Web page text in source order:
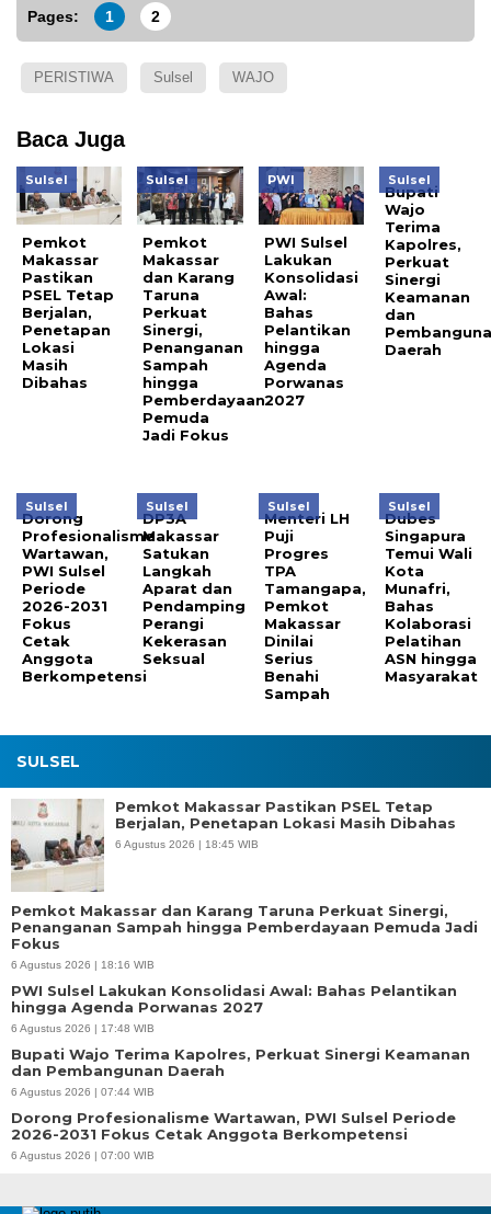
Pages: 1 2
PERISTIWA Sulsel WAJO
Baca Juga
Sulsel
Pemkot
Makassar
Pastikan
PSEL Tetap
Berjalan,
Penetapan
Lokasi
Masih
Dibahas
Sulsel
Pemkot
Makassar
dan Karang
Taruna
Perkuat
Sinergi,
Penanganan
Sampah
hingga
Pemberdayaan
Pemuda
Jadi Fokus
PWI
PWI Sulsel
Lakukan
Konsolidasi
Awal:
Bahas
Pelantikan
hingga
Agenda
Porwanas
2027
Sulsel
Bupati
Wajo
Terima
Kapolres,
Perkuat
Sinergi
Keamanan
dan
Daerah
Sulsel
Dorong
Profesionalisme
Wartawan,
PWI Sulsel
Periode
2026-2031
Fokus
Cetak
Anggota
Berkompetensi
Sulsel
DP3A
Makassar
Satukan
Langkah
Aparat dan
Pendamping
Perangi
Kekerasan
Seksual
Sulsel
Menteri LH
Puji
Progres
TPA
Tamangapa,
Pemkot
Makassar
Dinilai
Serius
Benahi
Sampah
Sulsel
Dubes
Singapura
Temui Wali
Kota
Munafri,
Bahas
Kolaborasi
Pelatihan
ASN hingga
Masyarakat
SULSEL
Pemkot Makassar Pastikan PSEL Tetap
Berjalan, Penetapan Lokasi Masih Dibahas
6 Agustus 2026 | 18:45 WIB
Pemkot Makassar dan Karang Taruna Perkuat Sinergi,
Penanganan Sampah hingga Pemberdayaan Pemuda Jadi
Fokus
6 Agustus 2026 | 18:16 WIB
PWI Sulsel Lakukan Konsolidasi Awal: Bahas Pelantikan
hingga Agenda Porwanas 2027
6 Agustus 2026 | 17:48 WIB
Bupati Wajo Terima Kapolres, Perkuat Sinergi Keamanan
dan Pembangunan Daerah
6 Agustus 2026 | 07:44 WIB
Dorong Profesionalisme Wartawan, PWI Sulsel Periode
2026-2031 Fokus Cetak Anggota Berkompetensi
6 Agustus 2026 | 07:00 WIB